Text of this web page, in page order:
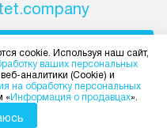
cookie. Используя наш сайт,
ваших персональных
аналитики (Cookie) и
на обработку персональных
« Информация о продавцах».